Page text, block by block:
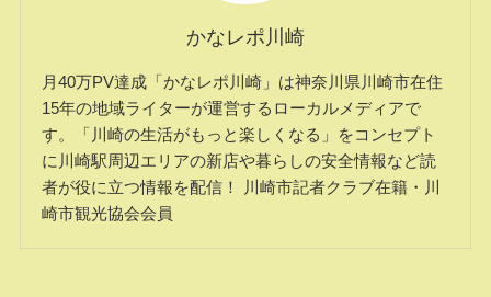
かなレポ川崎
月40万PV達成「かなレポ川崎」は神奈川県川崎市在住
15年の地域ライターが運営するローカルメディアで
す。「川崎の生活がもっと楽しくなる」をコンセプト
に川崎駅周辺エリアの新店や暮らしの安全情報など読
者が役に立つ情報を配信！ 川崎市記者クラブ在籍・川
崎市観光協会会員